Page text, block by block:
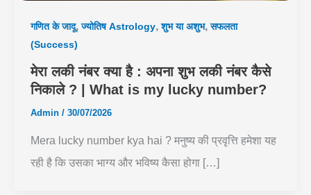
गणित के जादू,ज्योतिष Astrology,शुभ या अशुभ,सफलता
(Success)
मेरा लकी नंबर क्या है : अपना शुभ लकी नंबर कैसे
निकाले ? | What is my lucky number?
Admin / 30/07/2026
Mera lucky number kya hai ? मनुष्य की प्रवृत्ति हमेशा यह
रही है कि उसका भाग्य और भविष्य कैसा होगा […]